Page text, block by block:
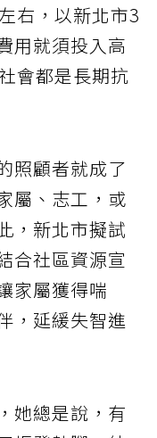
右，以新北市3
用就須投入高
會都是長期抗
照顧者就成了
屬、志工，或
，新北市擬試
合社區資源宣
家屬獲得喘
，延緩失智進
她總是說，有